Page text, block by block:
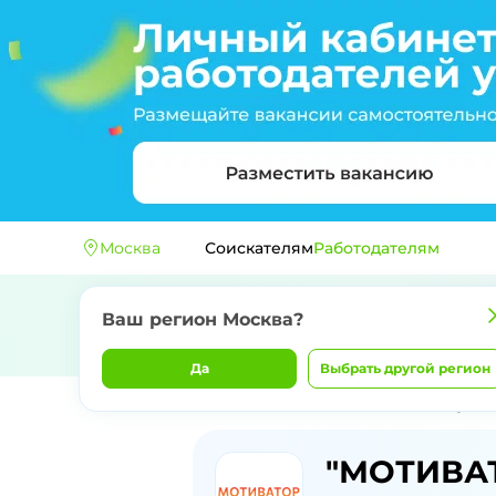
Москва
Ваш регион Москва?
Да Выбрать другой регион
СоискателямРаботодателям